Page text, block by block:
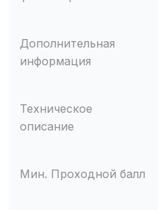
Дополнительная
информация
Техническое
описание
Мин. Проходной балл